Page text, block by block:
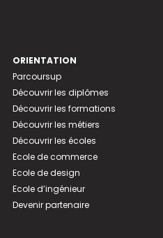
ORIENTATION
Parcoursup
Découvrir les diplômes
Découvrir les formations
Découvrir les métiers
Découvrir les écoles
Ecole de commerce
Ecole de design
Ecole d’ingénieur
Devenir partenaire